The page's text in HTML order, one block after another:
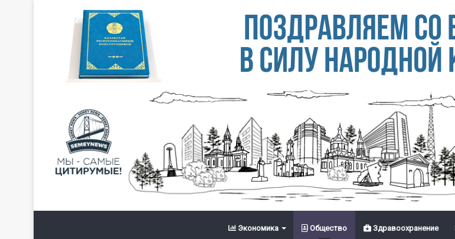
Экономика Общество Здравоохранение